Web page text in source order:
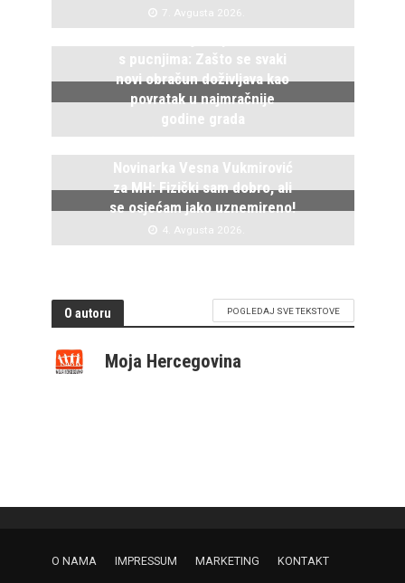
7. Avgusta 2026.
s pucnjima: Zašto se svaki
novi obračun doživljava kao
povratak u najmračnije
godine grada
Novinarka Vesna Vukmirović
za MH: Fizički sam dobro, ali
se osjećam jako uznemireno!
4. Avgusta 2026.
O autoru POGLEDAJ SVE TEKSTOVE
Moja Hercegovina
O NAMA IMPRESSUM MARKETING KONTAKT